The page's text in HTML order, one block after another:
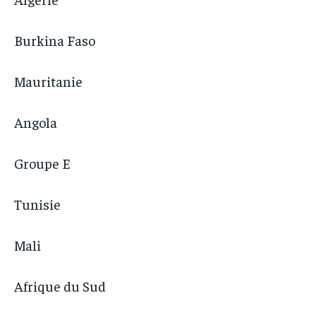
Burkina Faso
Mauritanie
Angola
Groupe E
Tunisie
Mali
Afrique du Sud